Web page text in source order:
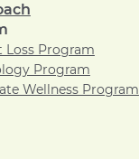
Loss Program
Program
Wellness Program